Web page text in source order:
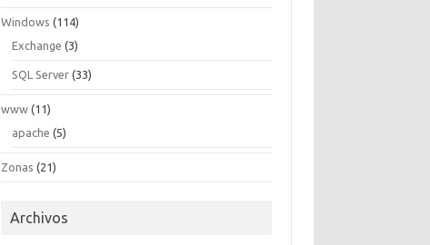
Windows (114)
Exchange (3)
SQL Server (33)
www (11)
apache (5)
Zonas (21)
Archivos